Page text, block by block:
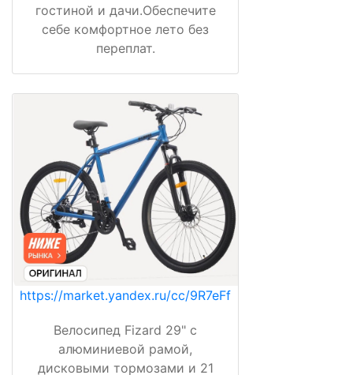
гостиной и дачи.Обеспечите
себе комфортное лето без
переплат.
https://market.yandex.ru/cc/9R7eFf
Велосипед Fizard 29" с
алюминиевой рамой,
дисковыми тормозами и 21